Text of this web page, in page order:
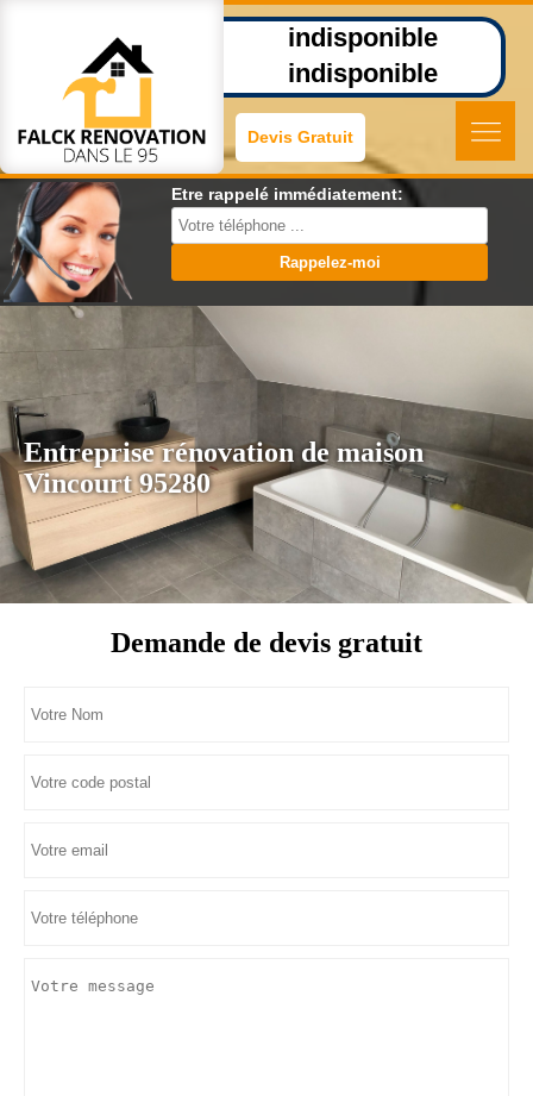
indisponible
indisponible
Devis Gratuit
Etre rappelé immédiatement:
Entreprise rénovation de maison
Vincourt 95280
Demande de devis gratuit